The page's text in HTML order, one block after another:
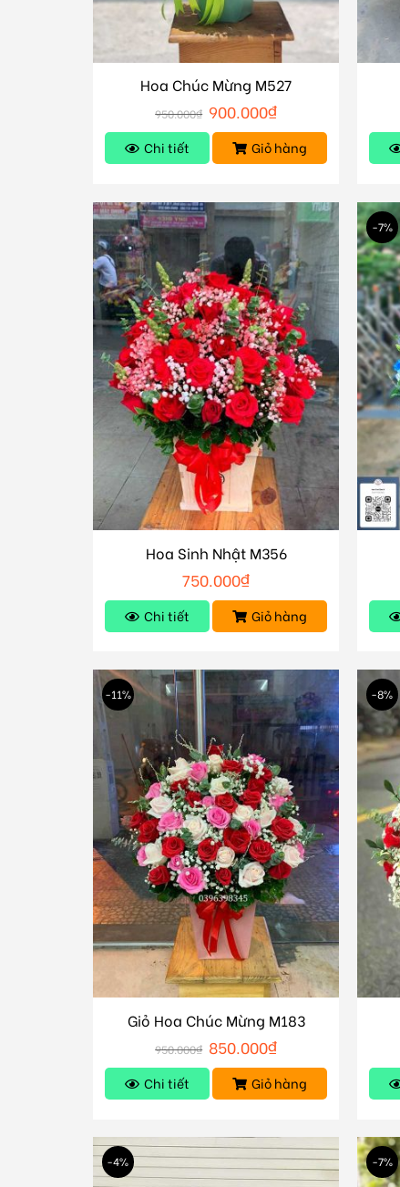
Hoa Chúc Mừng M527
950.000₫ 900.000₫
Chi tiết Giỏ hàng
Hoa Sinh Nhật M356
750.000₫
Chi tiết Giỏ hàng
-7%
-11%
Giỏ Hoa Chúc Mừng M183
950.000₫ 850.000₫
Chi tiết Giỏ hàng
-8%
-4% -7%